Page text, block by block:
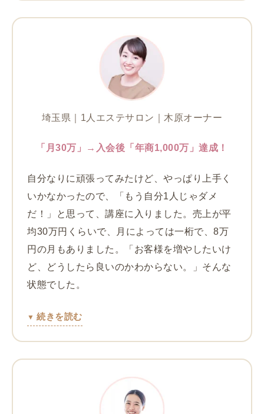
埼玉県｜1人エステサロン｜木原オーナー
「月30万」→入会後「年商1,000万」達成！
自分なりに頑張ってみたけど、やっぱり上手く
いかなかったので、「もう自分1人じゃダメ
だ！」と思って、講座に入りました。売上が平
均30万円くらいで、月によっては一桁で、8万
円の月もありました。「お客様を増やしたいけ
ど、どうしたら良いのかわからない。」そんな
状態でした。
続きを読む